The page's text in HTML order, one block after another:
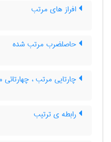
افراز های مرتب
حاصلضرب مرتب شده
چارتایی مرتب ،
رابطه ی ترتیب